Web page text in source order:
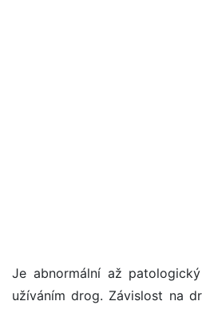
Je abnormální až
užíváním drog. Závislost na